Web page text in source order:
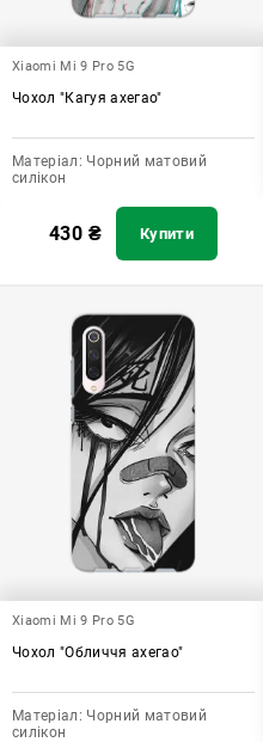
Xiaomi Mi 9 Pro 5G
Чохол "Кагуя ахегао"
Матеріал: Чорний матовий
силікон
430 ₴ Купити
Xiaomi Mi 9 Pro 5G
Чохол "Обличчя ахегао"
Матеріал: Чорний матовий
силікон